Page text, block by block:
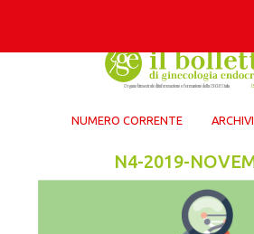
NUMERO CORRENTE
N4-2019-